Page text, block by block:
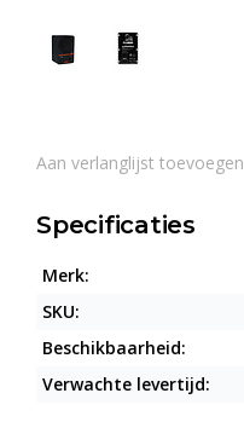
Aan verlanglijst toevoegen
Specificaties
Merk:
SKU:
Beschikbaarheid:
Verwachte levertijd: